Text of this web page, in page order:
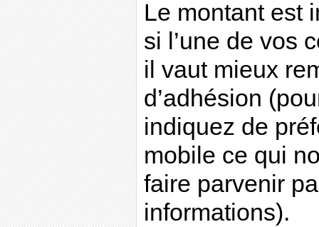
Le montant est
si l’une de vos
il vaut mieux
d’adhésion
indiquez de
mobile ce qui
faire parvenir
informations).